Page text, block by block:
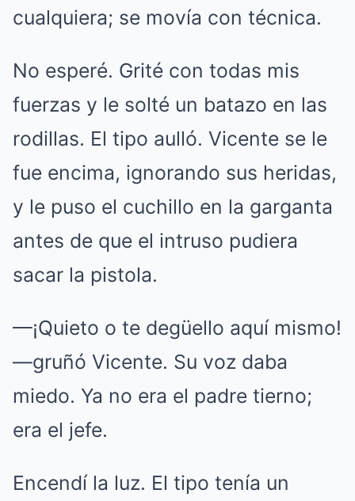
cualquiera; se movía con técnica.
No esperé. Grité con todas mis
fuerzas y le solté un batazo en las
rodillas. El tipo aulló. Vicente se le
fue encima, ignorando sus heridas,
y le puso el cuchillo en la garganta
antes de que el intruso pudiera
sacar la pistola.
—¡Quieto o te degüello aquí mismo!
—gruñó Vicente. Su voz daba
miedo. Ya no era el padre tierno;
era el jefe.
Encendí la luz. El tipo tenía un